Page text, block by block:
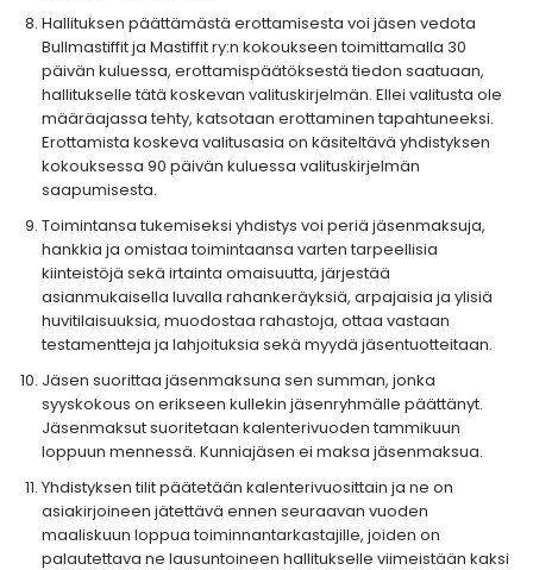
Hallituksen päättämästä erottamisesta voi jäsen vedota
Bullmastiffit ja Mastiffit ry:n kokoukseen toimittamalla 30
päivän kuluessa, erottamispäätöksestä tiedon saatuaan,
hallitukselle tätä koskevan valituskirjelmän. Ellei valitusta ole
määräajassa tehty, katsotaan erottaminen tapahtuneeksi.
Erottamista koskeva valitusasia on käsiteltävä yhdistyksen
kokouksessa 90 päivän kuluessa valituskirjelmän
saapumisesta.
Toimintansa tukemiseksi yhdistys voi periä jäsenmaksuja,
hankkia ja omistaa toimintaansa varten tarpeellisia
kiinteistöjä sekä irtainta omaisuutta, järjestää
asianmukaisella luvalla rahankeräyksiä, arpajaisia ja ylisiä
huvitilaisuuksia, muodostaa rahastoja, ottaa vastaan
testamentteja ja lahjoituksia sekä myydä jäsentuotteitaan.
Jäsen suorittaa jäsenmaksuna sen summan, jonka
syyskokous on erikseen kullekin jäsenryhmälle päättänyt.
Jäsenmaksut suoritetaan kalenterivuoden tammikuun
loppuun mennessä. Kunniajäsen ei maksa jäsenmaksua.
Yhdistyksen tilit päätetään kalenterivuosittain ja ne on
asiakirjoineen jätettävä ennen seuraavan vuoden
maaliskuun loppua toiminnantarkastajille, joiden on
palautettava ne lausuntoineen hallitukselle viimeistään kaksi